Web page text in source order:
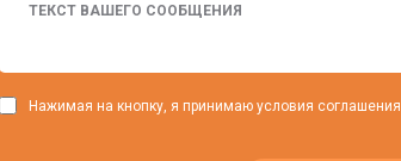
Нажимая на кнопку, я принимаю условия соглашения.